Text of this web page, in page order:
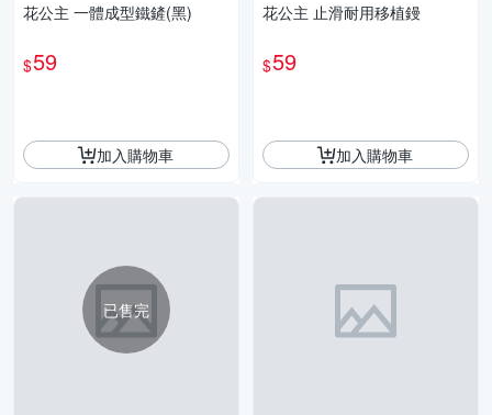
花公主 一體成型鐵鏟(黑)
$59
加入購物車
花公主 止滑耐用移植鏝
$59
加入購物車
已售完